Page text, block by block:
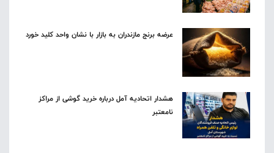
عرضه برنج مازندران به بازار با نشان واحد کلید خورد
هشدار اتحادیه آمل درباره خرید گوشی از مراکز
نامعتبر